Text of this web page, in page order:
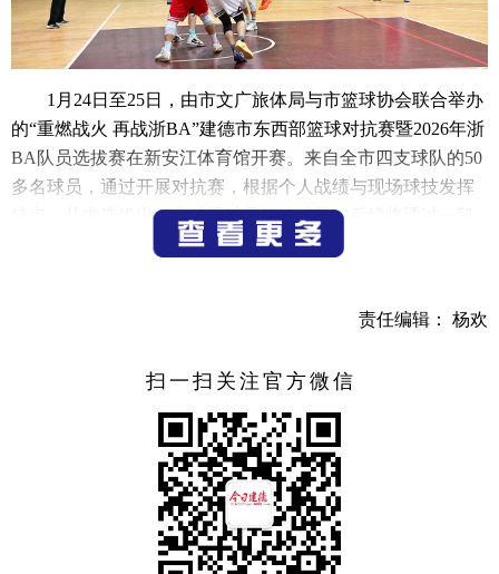
1月24日至25日，由市文广旅体局与市篮球协会联合举办
的“重燃战火 再战浙BA”建德市东西部篮球对抗赛暨2026年浙
BA队员选拔赛在新安江体育馆开赛。来自全市四支球队的50
多名球员，通过开展对抗赛，根据个人战绩与现场球技发挥
特点，从中选拔出25名优秀球员组建成队，后续将通过一段
时间的专业系统训练代表建德参加浙BA新赛事。
责任编辑： 杨欢
扫一扫关注官方微信